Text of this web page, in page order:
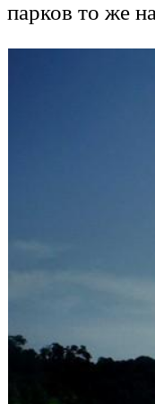
парков то же